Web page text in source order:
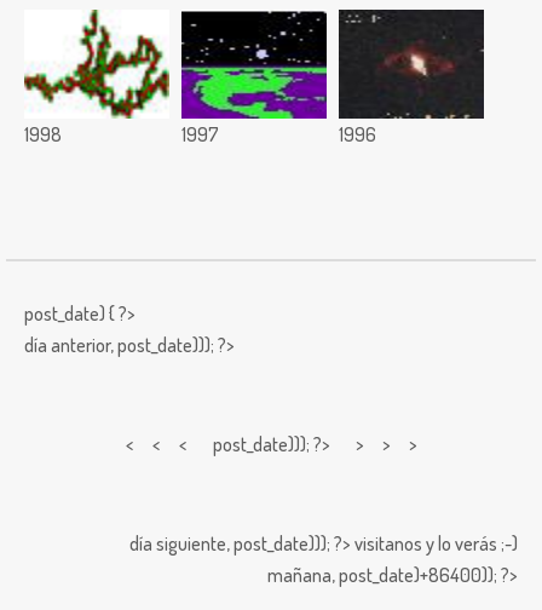
1998 1997 1996
post_date) { ?>
día anterior,post_date))); ?>
< < < post_date))); ?> > > >
día siguiente,post_date))); ?> visitanos y lo verás ;-)
mañana,post_date)+86400)); ?>